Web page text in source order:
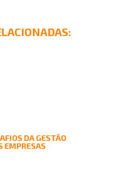
DA GESTÃO
EMPRESAS